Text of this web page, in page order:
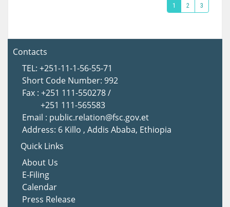
1 2 3
Contacts
TEL: +251-11-1-56-55-71
Short Code Number: 992
Fax : +251 111-550278 /
+251 111-565583
Email : public.relation@fsc.gov.et
Address: 6 Killo , Addis Ababa, Ethiopia
Quick Links
About Us
E-Filing
Calendar
Press Release